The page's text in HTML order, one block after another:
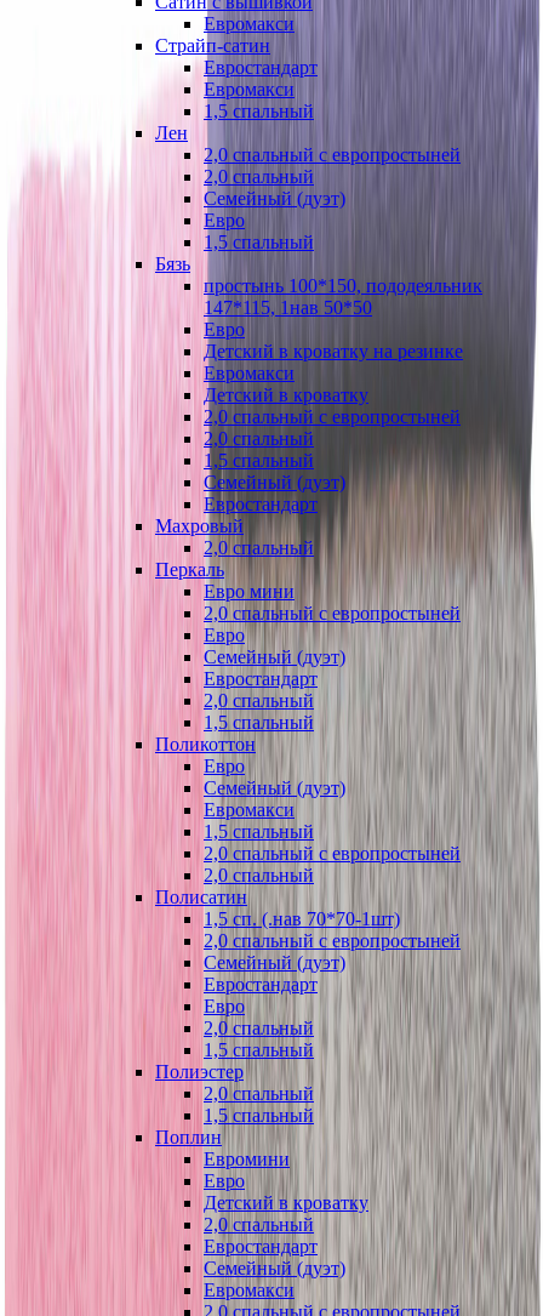
Евромакси
Страйп-сатин
Евростандарт
Евромакси
1,5 спальный
Лен
2,0 спальный с европростыней
2,0 спальный
Семейный (дуэт)
Евро
1,5 спальный
Бязь
простынь 100*150, пододеяльник
147*115, 1нав 50*50
Евро
Детский в кроватку на резинке
Евромакси
Детский в кроватку
2,0 спальный с европростыней
2,0 спальный
1,5 спальный
Семейный (дуэт)
Евростандарт
Махровый
2,0 спальный
Перкаль
Евро мини
2,0 спальный с европростыней
Евро
Семейный (дуэт)
Евростандарт
2,0 спальный
1,5 спальный
Поликоттон
Евро
Семейный (дуэт)
Евромакси
1,5 спальный
2,0 спальный с европростыней
2,0 спальный
Полисатин
1,5 сп. (.нав 70*70-1шт)
2,0 спальный с европростыней
Семейный (дуэт)
Евростандарт
Евро
2,0 спальный
1,5 спальный
Полиэстер
2,0 спальный
1,5 спальный
Поплин
Евромини
Евро
Детский в кроватку
2,0 спальный
Евростандарт
Семейный (дуэт)
Евромакси